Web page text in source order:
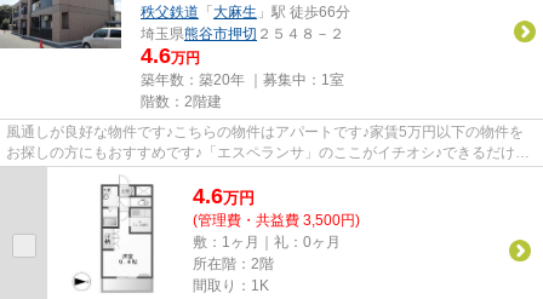
秩父鉄道 「 大麻生 」駅 徒歩66分
埼玉県熊谷市押切 ２５４８－２
4.6万円
築年数：築20年 ｜募集中： 1室
階数：2階建
風通しが良好な物件です♪こちらの物件はアパートです♪家賃5万円以下の物件を
お探しの方にもおすすめです♪「エスペランサ」のここがイチオシ♪できるだけ早
めに不動産情報を集めたい方は...
4.6万円
(管理費・共益費 3,500円)
敷：1ヶ月｜礼：0ヶ月
所在階：2階
間取り：1K